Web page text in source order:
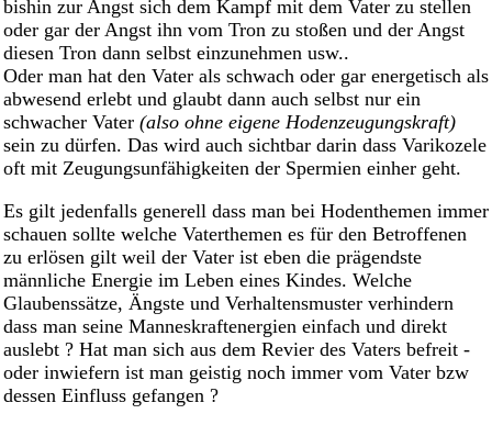
bishin zur Angst sich dem Kampf mit dem Vater zu stellen
oder gar der Angst ihn vom Tron zu stoßen und der Angst
diesen Tron dann selbst einzunehmen usw..
Oder man hat den Vater als schwach oder gar energetisch als
abwesend erlebt und glaubt dann auch selbst nur ein
schwacher Vater (also ohne eigene Hodenzeugungskraft)
sein zu dürfen. Das wird auch sichtbar darin dass Varikozele
oft mit Zeugungsunfähigkeiten der Spermien einher geht.
Es gilt jedenfalls generell dass man bei Hodenthemen immer
schauen sollte welche Vaterthemen es für den Betroffenen
zu erlösen gilt weil der Vater ist eben die prägendste
männliche Energie im Leben eines Kindes. Welche
Glaubenssätze, Ängste und Verhaltensmuster verhindern
dass man seine Manneskraftenergien einfach und direkt
auslebt ? Hat man sich aus dem Revier des Vaters befreit -
oder inwiefern ist man geistig noch immer vom Vater bzw
dessen Einfluss gefangen ?